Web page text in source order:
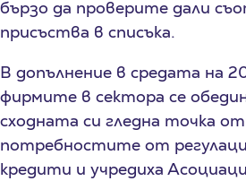
бързо да проверите дали
присъства в списъка.
В допълнение в средата на
фирмите в сектора се
сходната си гледна точка
потребностите от
кредити и учредиха